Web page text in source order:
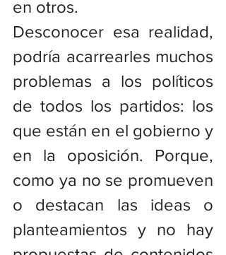
en otros.
Desconocer esa realidad,
podría acarrearles muchos
problemas a los políticos
de todos los partidos: los
que están en el gobierno y
en la oposición. Porque,
como ya no se promueven
o destacan las ideas o
planteamientos y no hay